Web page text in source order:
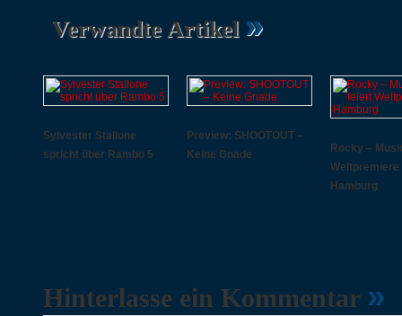
Verwandte Artikel »
Sylvester Stallone
spricht über Rambo 5
Preview: SHOOTOUT –
Keine Gnade
Rocky –
Weltpremiere
Hamburg
Hinterlasse ein Kommentar »